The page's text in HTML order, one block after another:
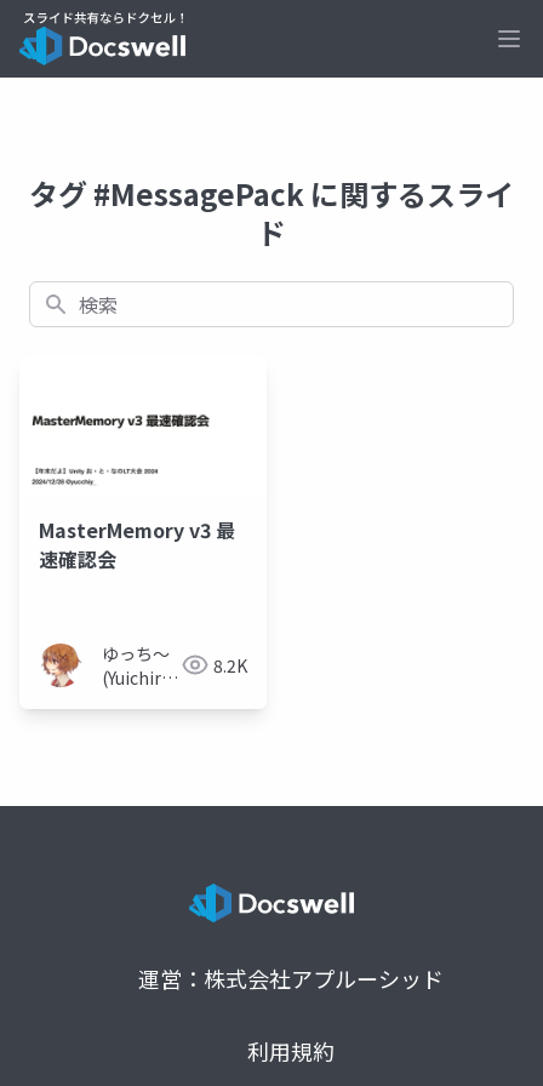
タグ #MessagePack に関するスライ
ド
検索
MasterMemory v3 最
速確認会
ゆっち〜
(Yuichiro
8.2K
運営：株式会社アプルーシッド
利用規約